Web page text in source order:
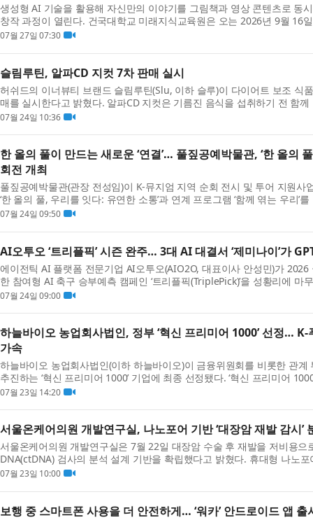
생성형 AI 기술을 활용해 자신만의 이야기를 그림책과 영상 콘텐츠로 동
창작 과정이 열린다. 건국대학교 미래지식교육원은 오는 2026년 9월 16
Canva를 연...
07월 27일 07:30
슬림루틴, 알파CD 지컷 7차 판매 실시
허쉬드의 이너뷰티 브랜드 슬림루틴(Slu, 이하 슬루)이 다이어트 보조 식품
매를 실시한다고 밝혔다. 알파CD 지컷은 기름진 음식을 섭취하기 전 함
반 식품...
07월 24일 10:36
한 올의 풀이 만드는 새로운 ‘연결’… 풀짚공예박물관, ‘한 올의
회전 개최
풀짚공예박물관(관장 전성임)이 K-뮤지엄 지역 순회 전시 및 투어 지원사
‘한 올의 풀, 우리를 잇다: 유연한 소통’과 연계 프로그램 ‘함께 엮는 우리’
권...
07월 24일 09:50
AI오투오 ‘트리플픽’ 시즌 완주… 3대 AI 대결서 ‘제미나이’가
에이전틱 AI 플랫폼 전문기업 AI오투오(AIO2O, 대표이사 안성민)가
한 참여형 AI 축구 승부예측 캠페인 ‘트리플픽(TriplePick)’을 성황리에 마
스페...
07월 24일 09:00
하늘바이오 농업회사법인, 정부 ‘혁신 프리미어 1000’ 선정…
가속
하늘바이오 농업회사법인(이하 하늘바이오)이 금융위원회를 비롯한 관
추진하는 ‘혁신 프리미어 1000’ 기업에 최종 선정됐다. ‘혁신 프리미어
중소·...
07월 23일 14:20
서울온케어의원 개발연구실, 나노포어 기반 ‘대장암 재발 감시’
서울온케어의원 개발연구실은 7월 22일 대장암 수술 후 재발을 저비용으
DNA(ctDNA) 검사의 분석 설계 기반을 확립했다고 밝혔다. 휴대형 나노
결합한 방식으로...
07월 23일 10:00
보행 중 스마트폰 사용을 더 안전하게… ‘워카’ 안드로이드 앱 출